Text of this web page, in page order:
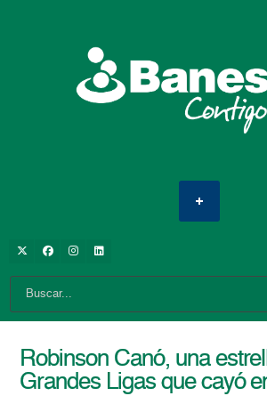
Robinson Canó, una
Grandes Ligas que cayó